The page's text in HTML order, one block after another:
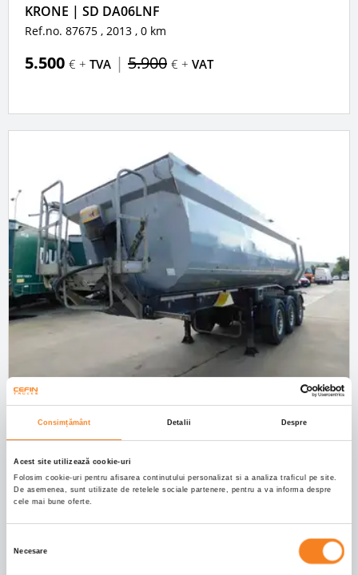
Consimțământ Detalii Despre
Acest site utilizează cookie-uri
Folosim cookie-uri pentru afisarea continutului personalizat si a analiza traficul pe site.
De asemenea, sunt utilizate de retelele sociale partenere, pentru a va informa despre
cele mai bune oferte.
Necesare
KRONE | SD DA06LNF
Ref.no. 87675 , 2013 , 0 km
5.500 € + TVA | 5.900 € + VAT
SCHWARZMULLER | K SERIE
Ref.no. 87619
19.700€ +TVA